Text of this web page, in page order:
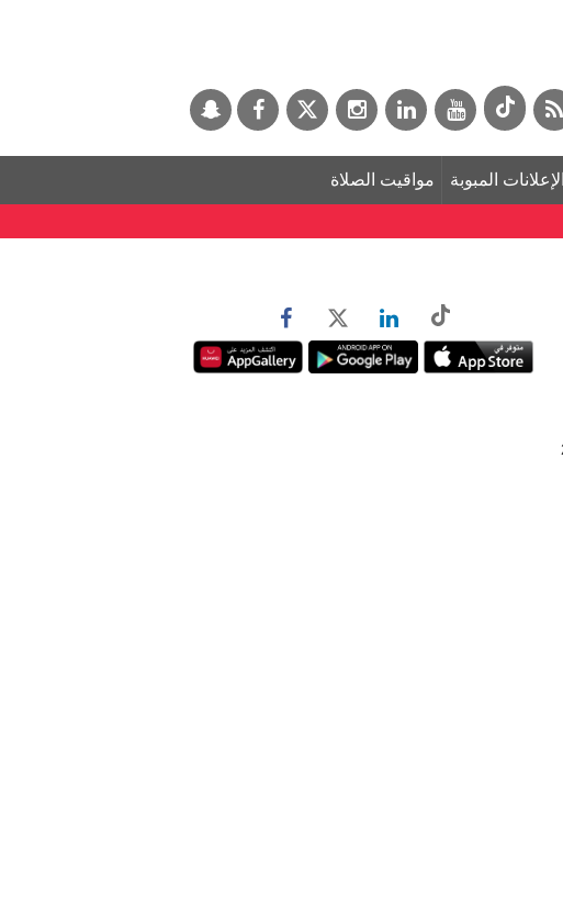
الإعلانات المبوبة مواقيت الصلاة